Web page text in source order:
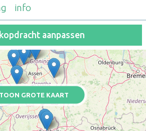
info
aanpassen
TOON GROTE KAART